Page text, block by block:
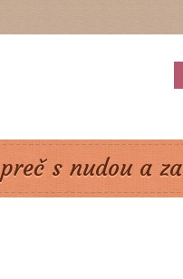
preč s nudou a